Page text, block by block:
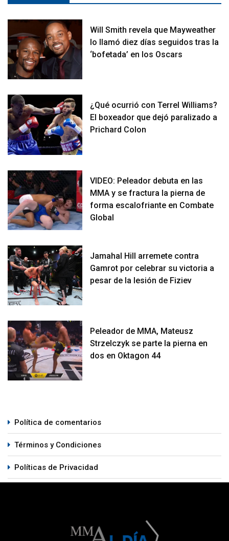
Will Smith revela que Mayweather
lo llamó diez días seguidos tras la
‘bofetada’ en los Oscars
¿Qué ocurrió con Terrel Williams?
El boxeador que dejó paralizado a
Prichard Colon
VIDEO: Peleador debuta en las
MMA y se fractura la pierna de
forma escalofriante en Combate
Global
Jamahal Hill arremete contra
Gamrot por celebrar su victoria a
pesar de la lesión de Fiziev
Peleador de MMA, Mateusz
Strzelczyk se parte la pierna en
dos en Oktagon 44
Política de comentarios
Términos y Condiciones
Políticas de Privacidad